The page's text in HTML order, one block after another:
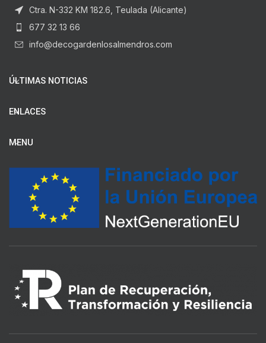
Ctra. N-332 KM 182.6, Teulada (Alicante)
677 32 13 66
info@decogardenlosalmendros.com
ÚLTIMAS NOTICIAS
ENLACES
MENU